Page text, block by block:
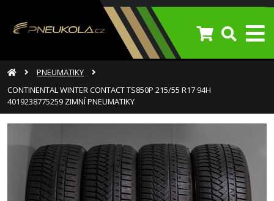
PNEUMATIKY
CONTINENTAL WINTER CONTACT TS850P 215/55 R17 94H
4019238775259 ZIMNÍ PNEUMATIKY